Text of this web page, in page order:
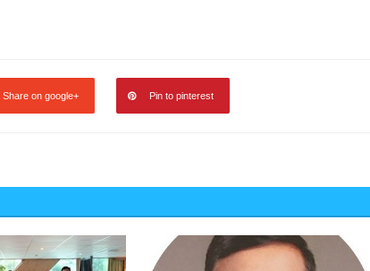
Share on google+ Pin to pinterest